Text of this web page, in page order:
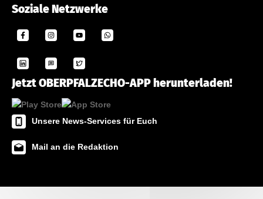
Soziale Netzwerke
Jetzt OBERPFALZECHO-APP herunterladen!
Unsere News-Services für Euch
Mail an die Redaktion